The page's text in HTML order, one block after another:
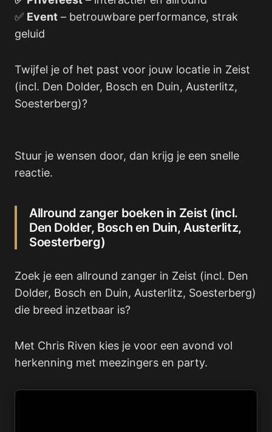
✅ Event – betrouwbare performance, strak
geluid
Twijfel je of het past voor jouw locatie in Zeist
(incl. Den Dolder, Bosch en Duin, Austerlitz,
Soesterberg)?
Stuur je wensen door, dan krijg je een snelle
reactie.
Allround zanger boeken in Zeist (incl.
Den Dolder, Bosch en Duin, Austerlitz,
Soesterberg)
Zoek je een allround zanger in Zeist (incl. Den
Dolder, Bosch en Duin, Austerlitz, Soesterberg)
die breed inzetbaar is?
Met Chris Riven kies je voor een avond vol
herkenning met meezingers en party.